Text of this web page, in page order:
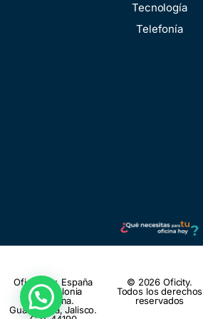
Tecnología
Telefonía
Oficity: Av. España
1788, Colonia
Moderna.
Guadalajara, Jalisco.
© 2026 Oficity.
Todos los derechos
reservados